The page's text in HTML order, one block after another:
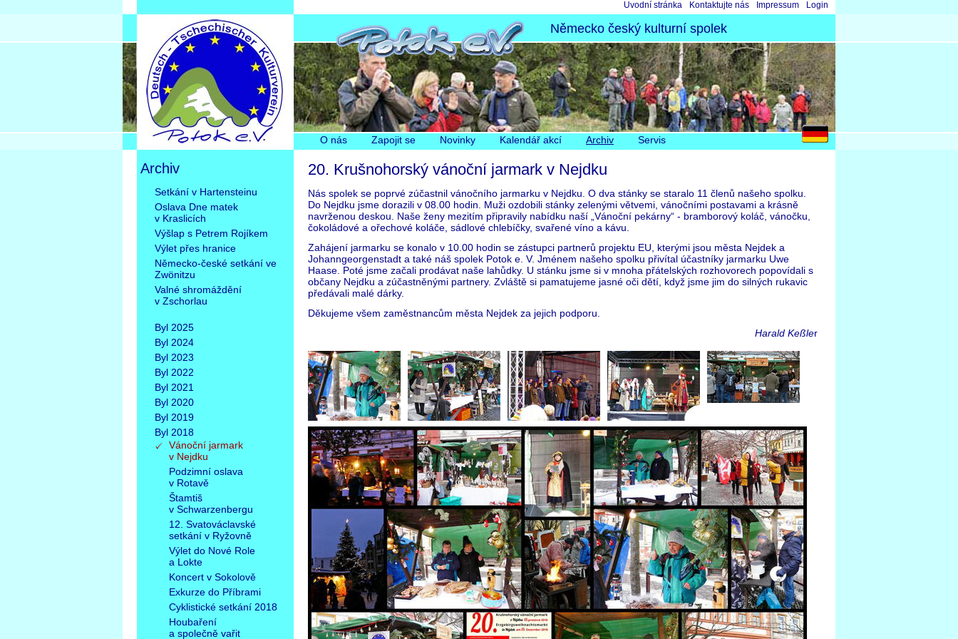
Přeskočit
navigaci
O nás Zapojit se Novinky Kalendář akcí Archiv Servis
Německo český kulturní spolek
Přeskočit
navigaci
Login
Impressum
Kontaktujte nás
Úvodní stránka
20. Krušnohorský vánoční jarmark v Nejdku
Nás spolek se poprvé zúčastnil vánočního jarmarku v Nejdku. O dva stánky se staralo 11 členů našeho spolku.
Do Nejdku jsme dorazili v 08.00 hodin. Muži ozdobili stánky zelenými větvemi, vánočními postavami a krásně
navrženou deskou. Naše ženy mezitím připravily nabídku naší „Vánoční pekárny“ - bramborový koláč, vánočku,
čokoládové a ořechové koláče, sádlové chlebíčky, svařené víno a kávu.
Zahájení jarmarku se konalo v 10.00 hodin se zástupci partnerů projektu EU, kterými jsou města Nejdek a
Johanngeorgenstadt a také náš spolek Potok e. V. Jménem našeho spolku přivítal účastníky jarmarku Uwe
Haase. Poté jsme začali prodávat naše lahůdky. U stánku jsme si v mnoha přátelských rozhovorech popovídali s
občany Nejdku a zúčastněnými partnery. Zvláště si pamatujeme jasné oči dětí, když jsme jim do silných rukavic
předávali malé dárky.
Děkujeme všem zaměstnancům města Nejdek za jejich podporu.
Harald Keßler
Archiv
Přeskočit
navigaci
Setkání v Hartensteinu
Oslava Dne matek
v Kraslicích
Výšlap s Petrem Rojíkem
Výlet přes hranice
Německo-české setkání ve
Zwönitzu
Valné shromáždění
v Zschorlau
Byl 2025
Byl 2024
Byl 2023
Byl 2022
Byl 2021
Byl 2020
Byl 2019
Byl 2018
Vánoční jarmark
v Nejdku
Podzimní oslava
v Rotavě
Štamtiš
v Schwarzenbergu
12. Svatováclavské
setkání v Ryžovně
Výlet do Nové Role
a Lokte
Koncert v Sokolově
Exkurze do Příbrami
Cyklistické setkání 2018
Houbaření
a společně vařit